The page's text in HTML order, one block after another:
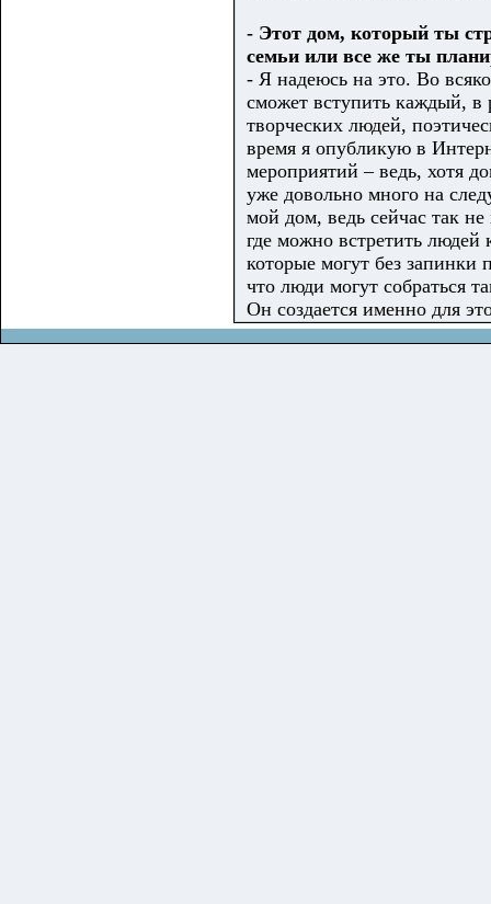
- Этот дом, который ты
семьи или все же ты
- Я надеюсь на это. Во
сможет вступить каждый, в
творческих людей,
время я опубликую в
мероприятий – ведь, хотя
уже довольно много на
мой дом, ведь сейчас так не
где можно встретить людей
которые могут без запинки
что люди могут собраться
Он создается именно для